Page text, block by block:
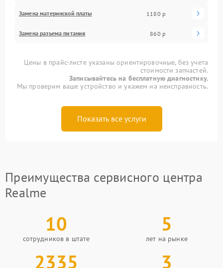
Замена материнской платы 1180 р
Замена разъема питания 860 р
Цены в прайс-листе указаны ориентировочные, без учета
стоимости запчастей.
Записывайтесь на бесплатную диагностику.
Мы проверим ваше устройство и укажем на неисправность.
Показать все услуги
Преимущества сервисного центра
Realme
10
сотрудников в штате
5
лет на рынке
2335 3